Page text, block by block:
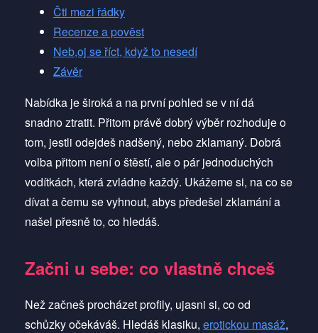
Čti mezi řádky
Recenze a pověst
Neb,oj se říct, když to nesedí
Závěr
Nabídka je široká a na první pohled se v ní dá
snadno ztratit. Přitom právě dobrý výběr rozhoduje o
tom, jestli odejdeš nadšený, nebo zklamaný. Dobrá
volba přitom není o štěstí, ale o pár jednoduchých
vodítkách, která zvládne každý. Ukážeme si, na co se
dívat a čemu se vyhnout, abys předešel zklamání a
našel přesně to, co hledáš.
Začni u sebe: co vlastně chceš
Než začneš procházet profily, ujasni si, co od
schůzky očekáváš. Hledáš klasiku, erotickou masáž,